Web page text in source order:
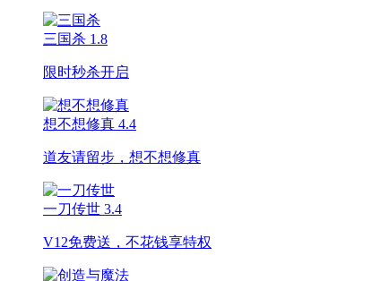
三国杀 1.8
限时秒杀开启
想不想修真 4.4
道友请留步，想不想修真
一刀传世 3.4
V12免费送，不花钱享特权